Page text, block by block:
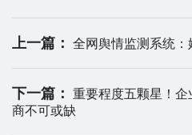
上一篇： 全网舆情监测系统
下一篇：
重要程度五颗星！
商不可或缺